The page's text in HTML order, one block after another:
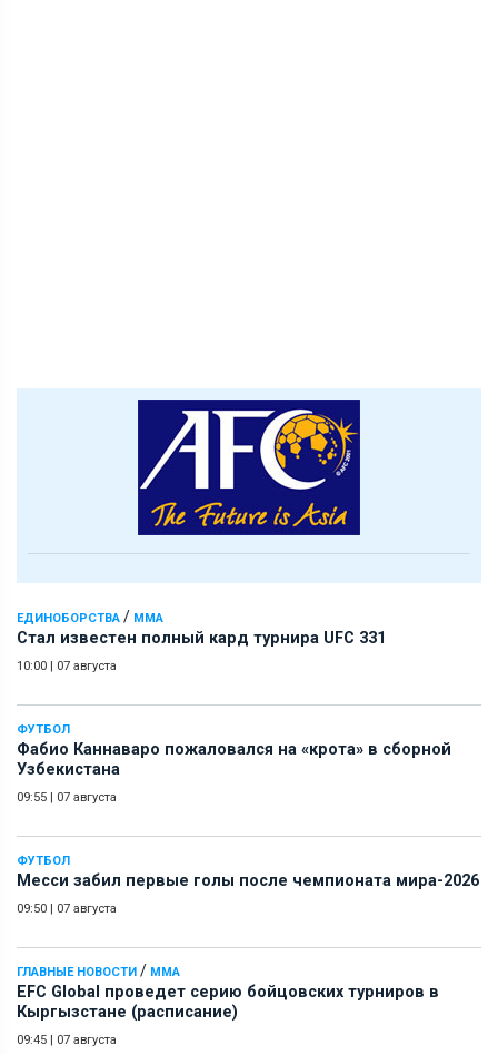
ЕДИНОБОРСТВА / ММА
Стал известен полный кард турнира UFC 331
10:00 | 07 августа
ФУТБОЛ
Фабио Каннаваро пожаловался на «крота» в сборной
Узбекистана
09:55 | 07 августа
ФУТБОЛ
Месси забил первые голы после чемпионата мира-2026
09:50 | 07 августа
ГЛАВНЫЕ НОВОСТИ / ММА
EFC Global проведет серию бойцовских турниров в
Кыргызстане (расписание)
09:45 | 07 августа